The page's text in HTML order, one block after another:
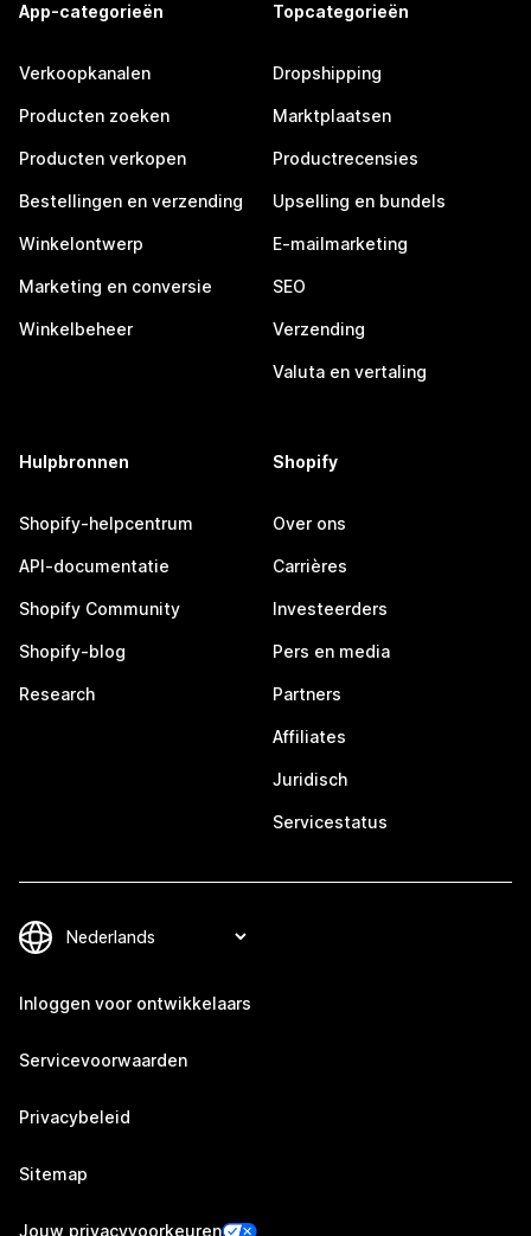
App-categorieën
Verkoopkanalen
Producten zoeken
Producten verkopen
Bestellingen en verzending
Winkelontwerp
Marketing en conversie
Winkelbeheer
Topcategorieën
Dropshipping
Marktplaatsen
Productrecensies
Upselling en bundels
E-mailmarketing
SEO
Verzending
Valuta en vertaling
Hulpbronnen
Shopify-helpcentrum
API-documentatie
Shopify Community
Shopify-blog
Research
Shopify
Over ons
Carrières
Investeerders
Pers en media
Partners
Affiliates
Juridisch
Servicestatus
Inloggen voor ontwikkelaars
Servicevoorwaarden
Privacybeleid
Sitemap
Jouw privacyvoorkeuren